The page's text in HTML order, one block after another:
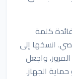
كلمة
انسخها إلى
واجعل
الجهاز.